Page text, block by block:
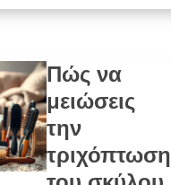
Πώς να
μειώσεις
την
τριχόπτωση